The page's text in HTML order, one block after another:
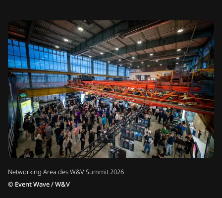
Networking Area des W&V Summit 2026
© Event Wave / W&V